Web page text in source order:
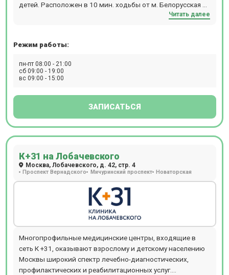
детей. Расположен в 10 мин. ходьбы от м. Белорусская и
м. Маяковская. В клинике работают более 100
дом. Новое современное оборудование для проведения
ПЭТ-КТ, бронхоскопии, денситометрии, кольпоскопии,
спирометрии, кардиотокографии (КТГ), реовазографии
мониторирования (по Холтеру).
Читать далее
Режим работы:
пн-пт 08:00 - 21:00
сб 09:00 - 19:00
вс 09:00 - 15:00
ЗАПИСАТЬСЯ
К+31 на Лобачевского
Москва, Лобачевского, д. 42, стр. 4
Проспект Вернадского Мичуринский проспект Новаторская
Многопрофильные медицинские центры, входящие в
сеть К +31, оказывают взрослому и детскому населению
Москвы широкий спектр лечебно-диагностических,
профилактических и реабилитационных услуг.